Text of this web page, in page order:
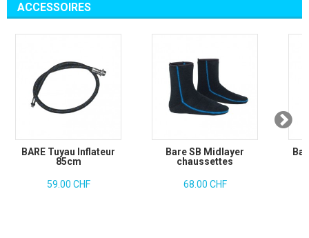
ACCESSOIRES
BARE Tuyau Inflateur
85cm
59.00 CHF
Bare SB Midlayer
chaussettes
68.00 CHF